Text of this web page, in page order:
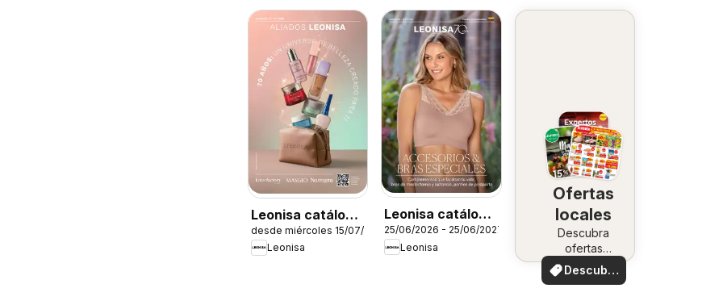
Leonisa catálogo
aliados
desde miércoles 15/07/2026
Leonisa
Leonisa catálogo
Campaña 10
25/06/2026 - 25/06/2027
Leonisa
Ofertas
locales
Descubra
ofertas
especiales
Descubre
ofertas